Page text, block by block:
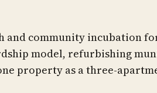
and community incubation
model, refurbishing
property as a three-